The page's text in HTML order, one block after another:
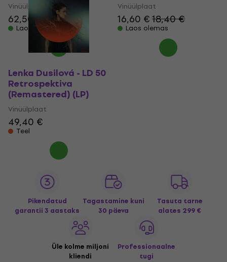
Vinüülplaat
62,50 €
Laos olemas
Vinüülplaat
16,60 €18,40 €
Laos olemas
Lenka Dusilová - LD 50
Retrospektiva
(Remastered) (LP)
Vinüülplaat
49,40 €
Teel
Pikendatud
garantii 3 aastaks
Tagastamine kuni
30 päeva
Tasuta tarne
alates 299 €
Üle kolme miljoni
kliendi
Professionaalne
tugi